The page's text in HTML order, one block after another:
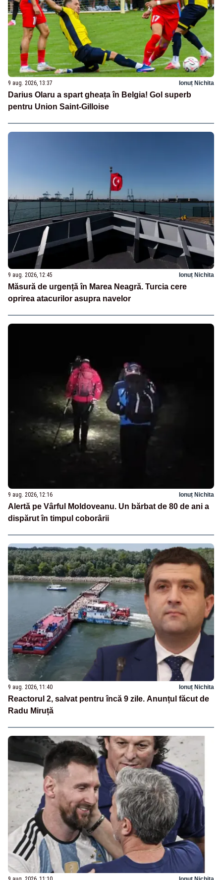
9 aug. 2026, 13:37 Ionuț Nichita
Darius Olaru a spart gheața în Belgia! Gol superb
pentru Union Saint-Gilloise
9 aug. 2026, 12:45 Ionuț Nichita
Măsură de urgență în Marea Neagră. Turcia cere
oprirea atacurilor asupra navelor
9 aug. 2026, 12:16 Ionuț Nichita
Alertă pe Vârful Moldoveanu. Un bărbat de 80 de ani a
dispărut în timpul coborârii
9 aug. 2026, 11:40 Ionuț Nichita
Reactorul 2, salvat pentru încă 9 zile. Anunțul făcut de
Radu Miruță